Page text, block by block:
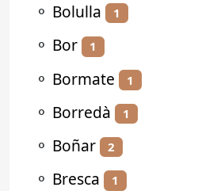
⚬ Bolulla 1
⚬ Bor 1
⚬ Bormate 1
⚬ Borredà 1
⚬ Boñar 2
⚬ Bresca 1